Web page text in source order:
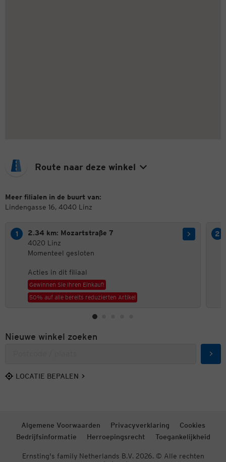
Route naar deze winkel
Meer filialen in de buurt van:
Lindengasse 16, 4040 Linz
2.34 km: Mozartstraße 7
4020 Linz
Momenteel gesloten
Acties in dit filiaal
Gewinnen Sie Ihren Einkauf!
50% auf alle bereits reduzierten Artikel
Nieuwe winkel zoeken
LOCATIE BEPALEN
Algemene Voorwaarden Privacyverklaring
Cookies
Bedrijfsinformatie
Herroepingsrecht Toegankelijkheid
Ernsting's family Netherlands B.V. 2026. © Alle rechten